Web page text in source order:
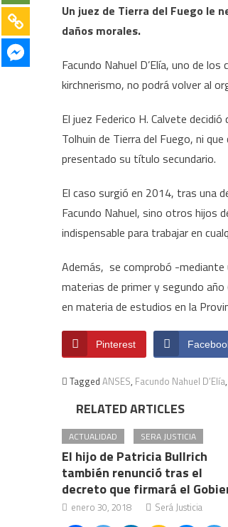
Un juez de Tierra del Fuego le
daños morales.
Facundo Nahuel D’Elía, uno de
kirchnerismo, no podrá volver al
El juez Federico H. Calvete
Tolhuin de Tierra del Fuego, ni
presentado su título secundario.
El caso surgió en 2014, tras una
Facundo Nahuel, sino otros hijos
indispensable para trabajar en
Además, se comprobó -mediante
materias de primer y segundo
en materia de estudios en la
Pinterest
Tagged ANSES, Facundo Nahuel D’Elía,
RELATED ARTICLES
ACTUALIDAD SERA JUSTICIA
El hijo de Patricia Bullrich
también renunció tras el
decreto que firmará el
enero 30, 2018 Será Justicia